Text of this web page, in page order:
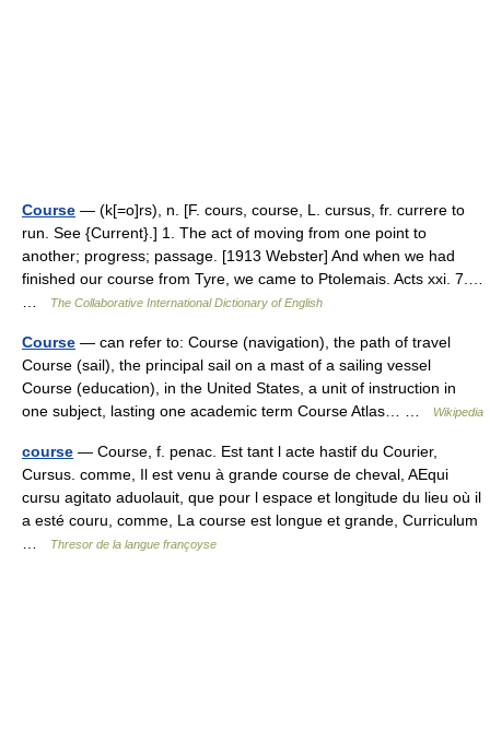
Course — (k[=o]rs), n. [F. cours, course, L. cursus, fr. currere to
run. See {Current}.] 1. The act of moving from one point to
another; progress; passage. [1913 Webster] And when we had
finished our course from Tyre, we came to Ptolemais. Acts xxi. 7.…
The Collaborative International Dictionary of English
Course — can refer to: Course (navigation), the path of travel
Course (sail), the principal sail on a mast of a sailing vessel
Course (education), in the United States, a unit of instruction in
one subject, lasting one academic term Course Atlas… …
Wikipedia
course — Course, f. penac. Est tant l acte hastif du Courier,
Cursus. comme, Il est venu à grande course de cheval, AEqui
cursu agitato aduolauit, que pour l espace et longitude du lieu où il
a esté couru, comme, La course est longue et grande, Curriculum
Thresor de la langue françoyse